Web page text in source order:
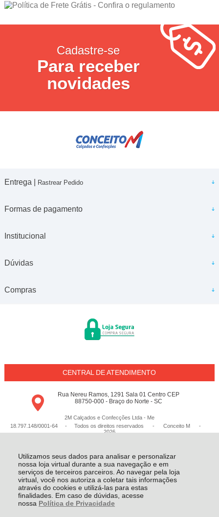
Utilizamos seus dados para analisar e personalizar
nossa loja virtual durante a sua navegação e em
serviços de terceiros parceiros. Ao navegar pela loja
virtual, você nos autoriza a coletar tais informações
através do cookies e utilizá-las para estas
finalidades. Em caso de dúvidas, acesse
nossa Política de Privacidade
Cadastre-se
Para receber
novidades
Entrega | Rastrear Pedido
Formas de pagamento
Institucional
Dúvidas
Compras
CENTRAL DE ATENDIMENTO
Rua Nereu Ramos, 1291 Sala 01 Centro CEP
88750-000 - Braço do Norte - SC
2M Calçados e Confecções Ltda - Me
18.797.148/0001-64 - Todos os direitos reservados
- Conceito M
-
2026